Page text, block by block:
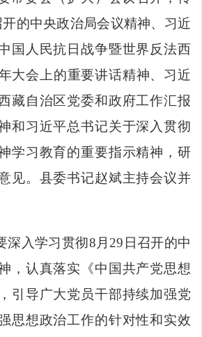
的中央政治局会议精神、习近
国人民抗日战争暨世界反法西
大会上的重要讲话精神、习近
藏自治区党委和政府工作汇报
和习近平总书记关于深入贯彻
学习教育的重要指示精神，研
见。县委书记赵斌主持会议并
深入学习贯彻8月29日召开的中
，认真落实《中国共产党思想
引导广大党员干部持续加强党
思想政治工作的针对性和实效